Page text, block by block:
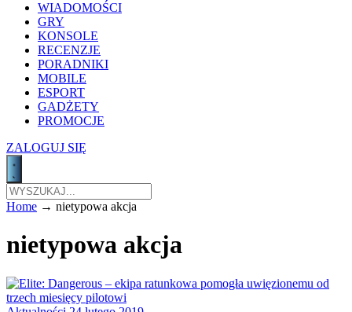
WIADOMOŚCI
GRY
KONSOLE
RECENZJE
PORADNIKI
MOBILE
ESPORT
GADŻETY
PROMOCJE
ZALOGUJ SIĘ
Home → nietypowa akcja
nietypowa akcja